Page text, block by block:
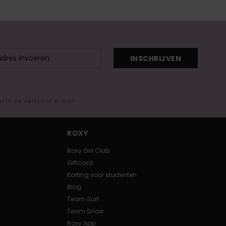
INSCHRIJVEN
in de welkomst e-mail
ROXY
Roxy Girl Club
Giftcard
Korting voor studenten
Blog
Team Surf
Team Snow
Roxy App